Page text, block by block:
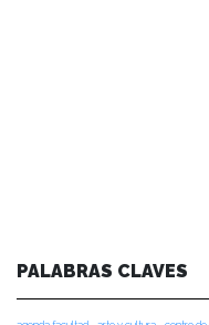
PALABRAS CLAVES